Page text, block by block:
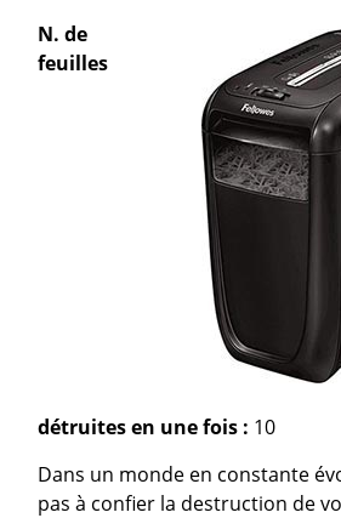
N. de
feuilles
détruites en une fois : 10
Dans un monde en constante
pas à confier la destruction de